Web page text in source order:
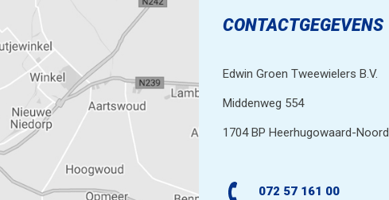
CONTACTGEGEVENS
Edwin Groen Tweewielers B.V.
Middenweg 554
1704 BP Heerhugowaard-Noord
072 57 161 00